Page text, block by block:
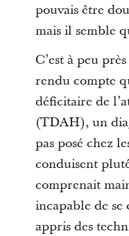
pouvais être
mais il semble
C’est à peu
rendu compte
déficitaire de
(TDAH), un
pas posé chez
conduisent
comprenait
incapable de se
appris des